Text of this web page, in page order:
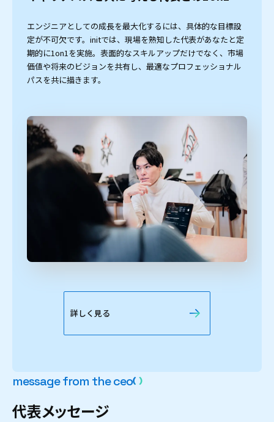
エンジニアとしての成長を最大化するには、具体的な目標設
定が不可欠です。initでは、現場を熟知した代表があなたと定
期的に1on1を実施。表面的なスキルアップだけでなく、市場
価値や将来のビジョンを共有し、最適なプロフェッショナル
パスを共に描きます。
詳しく見る
messagefrom theceo
代表メッセージ